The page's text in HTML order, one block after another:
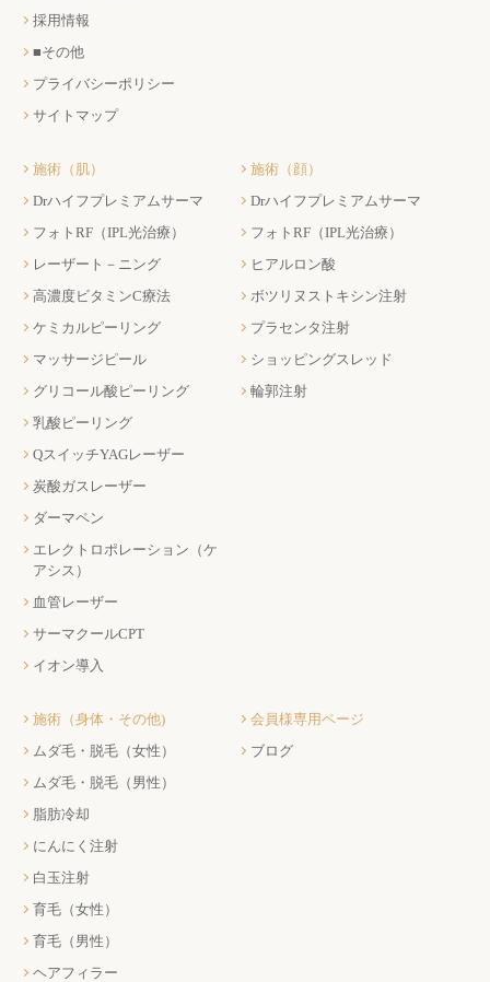
採用情報
■その他
プライバシーポリシー
サイトマップ
施術（肌）
Drハイフプレミアムサーマ
フォトRF（IPL光治療）
レーザート－ニング
高濃度ビタミンC療法
ケミカルピーリング
マッサージピール
グリコール酸ピーリング
乳酸ピーリング
QスイッチYAGレーザー
炭酸ガスレーザー
ダーマペン
エレクトロポレーション（ケ
アシス）
血管レーザー
サーマクールCPT
イオン導入
施術（顔）
Drハイフプレミアムサーマ
フォトRF（IPL光治療）
ヒアルロン酸
ボツリヌストキシン注射
プラセンタ注射
ショッピングスレッド
輪郭注射
施術（身体・その他)
ムダ毛・脱毛（女性）
ムダ毛・脱毛（男性）
脂肪冷却
にんにく注射
白玉注射
育毛（女性）
育毛（男性）
ヘアフィラー
会員様専用ページ
ブログ